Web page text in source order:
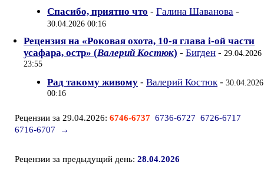
Спасибо, приятно что - Галина Шаванова -
30.04.2026 00:16
Рецензия на «Роковая охота, 10-я глава i-ой части
усафара, остр» (Валерий Костюк) - Бигден - 29.04.2026
23:55
Рад такому живому - Валерий Костюк- 30.04.2026
00:16
Рецензии за 29.04.2026: 6746-6737 6736-6727 6726-6717
6716-6707
→
Рецензии за предыдущий день: 28.04.2026